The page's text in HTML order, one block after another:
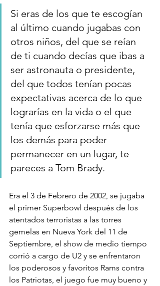
Si eras de los que te escogían
al último cuando jugabas con
otros niños, del que se reían
de ti cuando decías que ibas a
ser astronauta o presidente,
del que todos tenían pocas
expectativas acerca de lo que
lograrías en la vida o el que
tenía que esforzarse más que
los demás para poder
permanecer en un lugar, te
pareces a Tom Brady.
Era el 3 de Febrero de 2002, se jugaba
el primer Superbowl después de los
atentados terroristas a las torres
gemelas en Nueva York del 11 de
Septiembre, el show de medio tiempo
corrió a cargo de U2 y se enfrentaron
los poderosos y favoritos Rams contra
los Patriotas, el juego fue muy bueno y